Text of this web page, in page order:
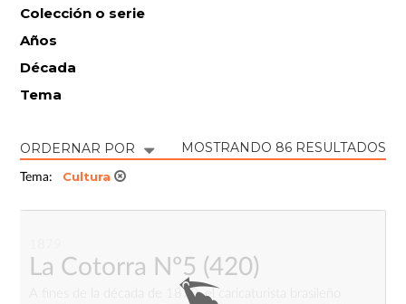
Colección o serie
Años
Década
Tema
ORDERNAR POR MOSTRANDO 86 RESULTADOS
Tema: Cultura
La Cotorra Nº5 (420)
A fines de la década de 1870, el caricaturista brasileño